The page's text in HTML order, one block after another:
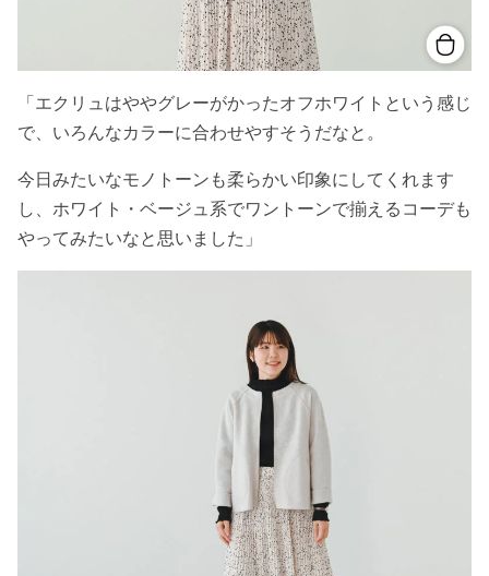
「エクリュはややグレーがかったオフホワイトという感じ
で、いろんなカラーに合わせやすそうだなと。
今日みたいなモノトーンも柔らかい印象にしてくれます
し、ホワイト・ベージュ系でワントーンで揃えるコーデも
やってみたいなと思いました」